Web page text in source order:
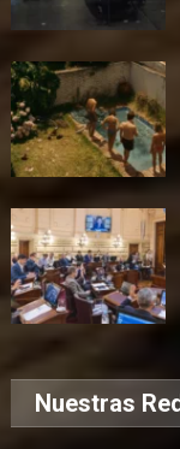
Nuestras